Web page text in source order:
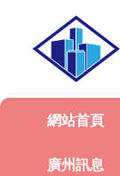
網站首頁
廣州訊息